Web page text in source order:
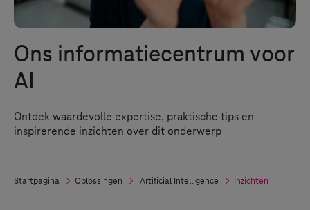
Ons informatiecentrum voor
AI
Ontdek waardevolle expertise, praktische tips en
inspirerende inzichten over dit onderwerp
Startpagina Oplossingen Artificial Intelligence Inzichten